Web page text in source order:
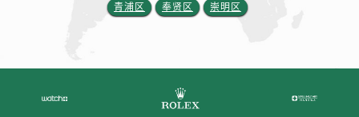
青浦区 奉贤区 崇明区